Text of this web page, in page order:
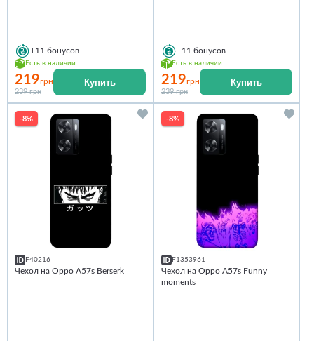
+11 бонусов
Есть в наличии
219грн
239 грн
Купить
+11 бонусов
Есть в наличии
219грн
239 грн
Купить
-8%
F40216
Чехол на Oppo A57s Berserk
-8%
F1353961
Чехол на Oppo A57s Funny
moments